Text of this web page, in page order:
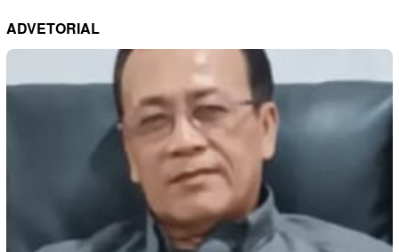
ADVETORIAL